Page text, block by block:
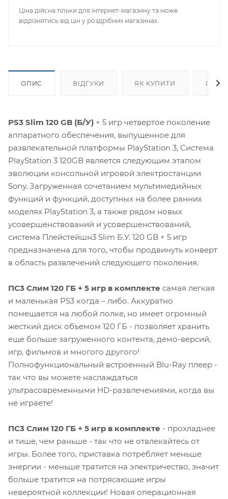
Ціна дійсна тільки для інтернет-магазину та може
відрізнятись від цін у роздрібних магазинах.
ОПИС ВІДГУКИ ЯК КУПИТИ
PS3 Slim 120 GB (Б/У) + 5 игр четвертое поколение
аппаратного обеспечения, выпущенное для
развлекательной платформы PlayStation 3, Система
PlayStation 3 120GB является следующим этапом
эволюции консольной игровой электростанции
Sony. Загруженная сочетанием мультимедийных
функций и функций, доступных на более ранних
моделях PlayStation 3, а также рядом новых
усовершенствований и усовершенствований,
система Плейстейшн3 Slim Б.У. 120 GB + 5 игр
предназначена для того, чтобы продвинуть конверт
в область развлечений следующего поколения.
ПС3 Слим 120 ГБ + 5 игр в комплекте самая легкая
и маленькая PS3 когда – либо. Аккуратно
помещается на любой полке, но имеет огромный
жесткий диск объемом 120 ГБ - позволяет хранить
еще больше загруженного контента, демо-версий,
игр, фильмов и многого другого!
Полнофункциональный встроенный Blu-Ray плеер -
так что вы можете наслаждаться
ультрасовременными HD-развлечениями, когда вы
не играете!
ПС3 Слим 120 ГБ + 5 игр в комплекте - прохладнее
и тише, чем раньше - так что не отвлекайтесь от
игры. Более того, приставка потребляет меньше
энергии - меньше тратится на электричество, значит
больше тратится на потрясающие игры
невероятной коллекции! Новая операционная